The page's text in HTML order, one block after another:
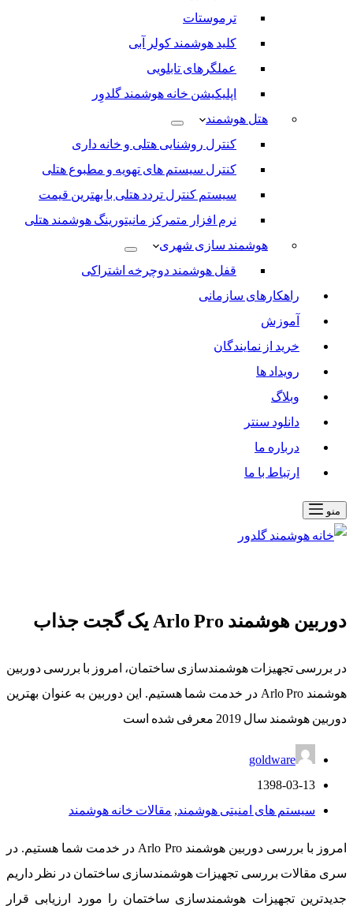
ترموستات
کلید هوشمند کولر آبی
عملگرهای تابلویی
اپلیکیشن خانه هوشمند گلدوِر
هتل هوشمند
کنترل روشنایی هتلی و خانه داری
کنترل سیستم های تهویه و مطبوع هتلی
سیستم کنترل تردد هتلی با بهترین قیمت
نرم افزار متمرکز مانیتورینگ هوشمند هتلی
هوشمند سازی شهری
قفل هوشمند دوچرخه اشتراکی
راهکارهای سازمانی
آموزش
خرید از نمایندگان
رویداد ها
وبلاگ
دانلود سنتر
درباره ما
ارتباط با ما
منو
دوربین هوشمند Arlo Pro یک گجت جذاب
در بررسی تجهیزات هوشمندسازی ساختمان، امروز با بررسی دوربین
هوشمند Arlo Pro در خدمت شما هستیم. این دوربین به عنوان بهترین
دوربین هوشمند سال 2019 معرفی شده است
goldware
1398-03-13
سیستم های امنیتی هوشمند, مقالات خانه هوشمند
امروز با بررسی دوربین هوشمند Arlo Pro در خدمت شما هستیم. در
سری مقالات بررسی تجهیزات هوشمندسازی ساختمان در نظر داریم
جدیدترین تجهیزات هوشمندسازی ساختمان را مورد ارزیابی قرار